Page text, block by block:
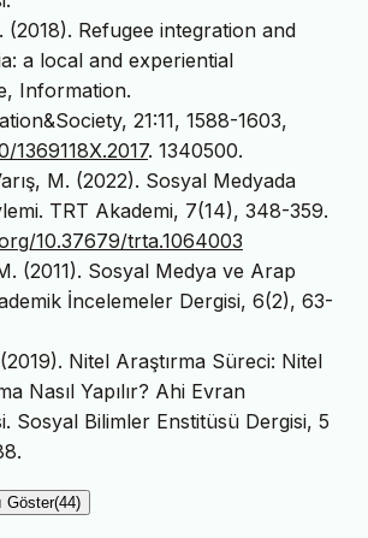
(2018). Refugee integration and
a local and experiential
Information.
21:11, 1588-1603,
1369118X.2017. 1340500.
M. (2022). Sosyal Medyada
TRT Akademi, 7(14), 348-359.
10.37679/trta.1064003
(2011). Sosyal Medya ve Arap
İncelemeler Dergisi, 6(2), 63-
Nitel Araştırma Süreci: Nitel
Nasıl Yapılır? Ahi Evran
Sosyal Bilimler Enstitüsü Dergisi, 5
Göster(44)